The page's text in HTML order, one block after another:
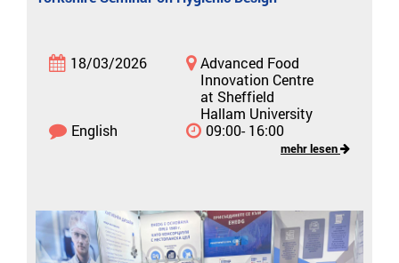
18/03/2026
Advanced Food
Innovation Centre
at Sheffield
Hallam University
English
09:00- 16:00
mehr lesen